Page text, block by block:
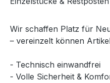
Wir schaffen Platz für
– vereinzelt können
- Technisch einwandfrei
- Volle Sicherheit &